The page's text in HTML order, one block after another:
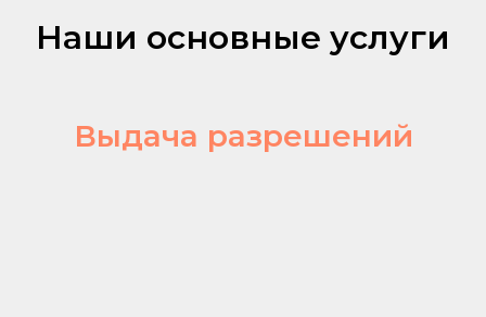
Наши основные услуги
Выдача разрешений